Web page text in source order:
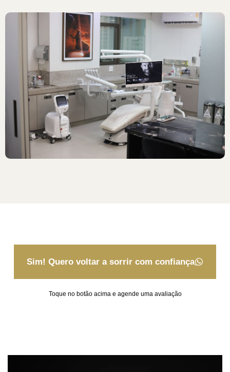
Sim! Quero voltar a sorrir com confiança
Toque no botão acima e agende uma avaliação